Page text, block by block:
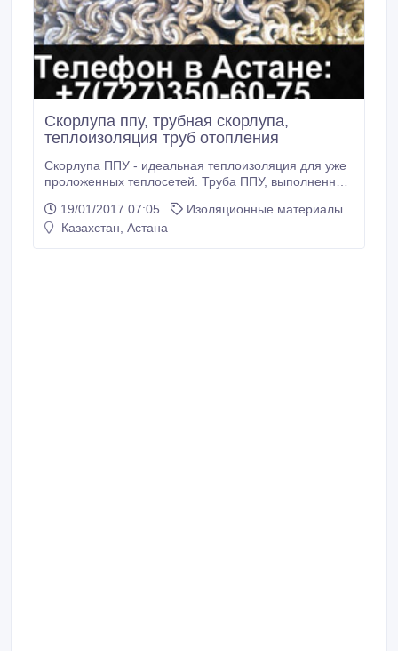
Скорлупа ппу, трубная скорлупа,
теплоизоляция труб отопления
Скорлупа ППУ - идеальная теплоизоляция для уже
проложенных теплосетей. Труба ППУ, выполненная
службы труб благодаря минимальному воздействию
коррозии на стальную трубу, находящуюся под
19/01/2017 07:05
Изоляционные материалы
Казахстан, Астана